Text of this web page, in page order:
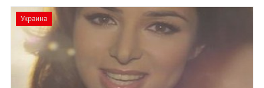
Украина